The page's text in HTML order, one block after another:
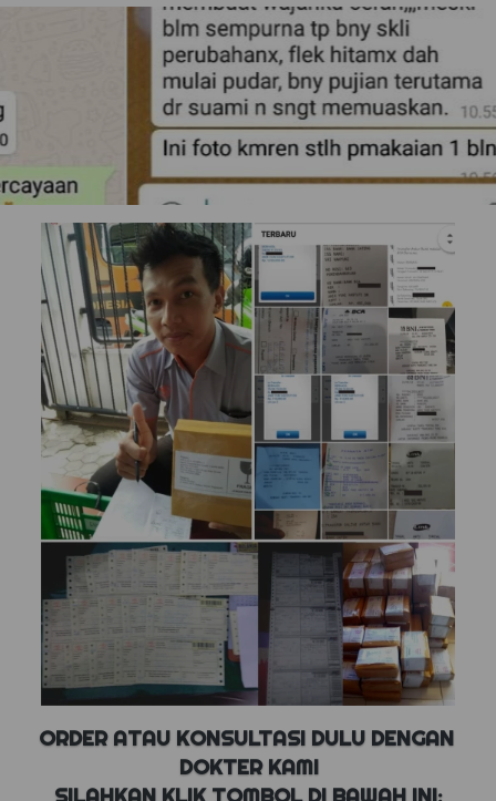
ORDER ATAU KONSULTASI DULU DENGAN
DOKTER KAMI
SILAHKAN KLIK TOMBOL DI BAWAH INI: